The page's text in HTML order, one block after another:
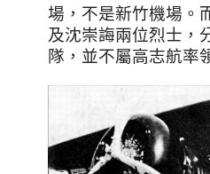
場，不是新竹機場。
及沈崇誨兩位烈士，
隊，並不屬高志航率